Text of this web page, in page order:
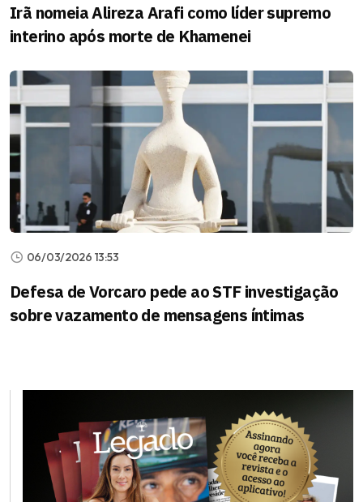
Irã nomeia Alireza Arafi como líder supremo
interino após morte de Khamenei
06/03/2026 13:53
Defesa de Vorcaro pede ao STF investigação
sobre vazamento de mensagens íntimas